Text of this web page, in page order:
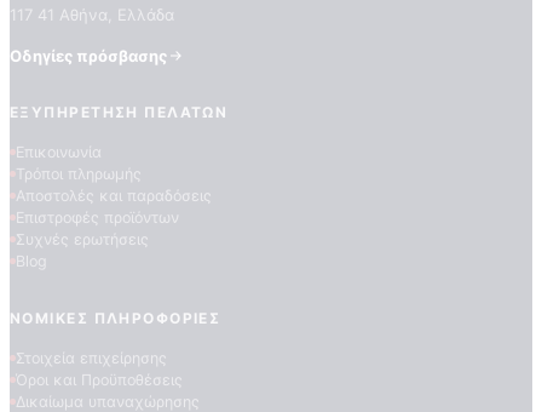
Shop
117 41 Αθήνα, Ελλάδα
Οδηγίες πρόσβασης
ΕΞΥΠΗΡΈΤΗΣΗ ΠΕΛΑΤΏΝ
Επικοινωνία
Τρόποι πληρωμής
Αποστολές και παραδόσεις
Επιστροφές προϊόντων
Συχνές ερωτήσεις
Blog
ΝΟΜΙΚΈΣ ΠΛΗΡΟΦΟΡΊΕΣ
Στοιχεία επιχείρησης
Όροι και Προϋποθέσεις
Δικαίωμα υπαναχώρησης